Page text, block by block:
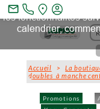
Promotions
Accueil >La
doubles à manche
mail_outline
Ce site et des sites
les fonctionnalités
calendrier,